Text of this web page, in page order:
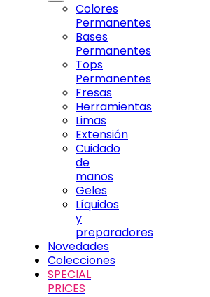
Colores
Permanentes
Bases
Permanentes
Tops
Permanentes
Fresas
Herramientas
Limas
Extensión
Cuidado
de
manos
Geles
Líquidos
y
preparadores
Novedades
Colecciones
SPECIAL
PRICES